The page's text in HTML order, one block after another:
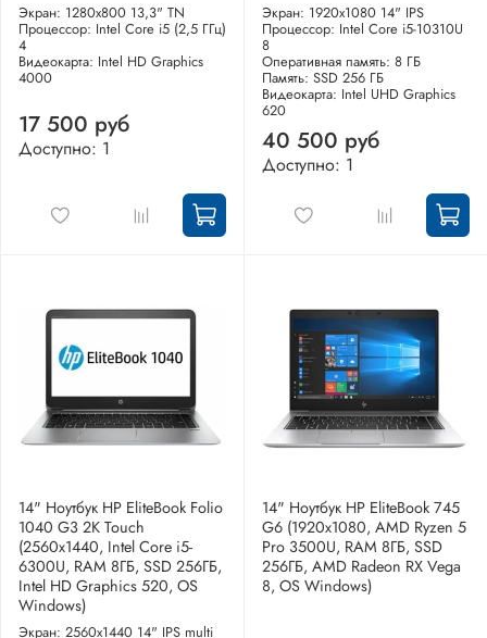
Экран: 1280x800 13,3" TN
Процессор: Intel Core i5 (2,5 ГГц)
4
Видеокарта: Intel HD Graphics
4000
17 500 руб
Доступно: 1
Экран: 1920x1080 14" IPS
Процессор: Intel Core i5-10310U
8
Оперативная память: 8 ГБ
Память: SSD 256 ГБ
Видеокарта: Intel UHD Graphics
620
40 500 руб
Доступно: 1
14" Ноутбук HP EliteBook Folio
1040 G3 2K Touch
(2560x1440, Intel Core i5-
6300U, RAM 8ГБ, SSD 256ГБ,
Intel HD Graphics 520, OS
Windows)
Экран: 2560x1440 14" IPS multi
14" Ноутбук HP EliteBook 745
G6 (1920x1080, AMD Ryzen 5
Pro 3500U, RAM 8ГБ, SSD
256ГБ, AMD Radeon RX Vega
8, OS Windows)